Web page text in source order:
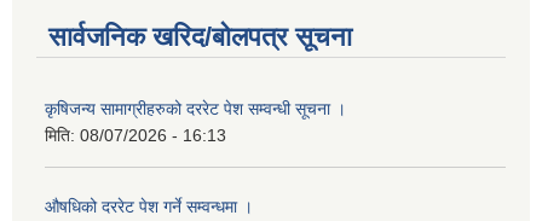
सार्वजनिक खरिद/बोलपत्र सूचना
कृषिजन्य सामाग्रीहरुको दररेट पेश सम्वन्धी सूचना ।
मिति: 08/07/2026 - 16:13
औषधिको दररेट पेश गर्ने सम्वन्धमा ।